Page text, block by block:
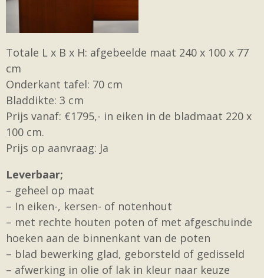
Totale L x B x H: afgebeelde maat 240 x 100 x 77
cm
Onderkant tafel: 70 cm
Bladdikte: 3 cm
Prijs vanaf: €1795,- in eiken in de bladmaat 220 x
100 cm.
Prijs op aanvraag: Ja
Leverbaar;
– geheel op maat
– In eiken-, kersen- of notenhout
– met rechte houten poten of met afgeschuinde
hoeken aan de binnenkant van de poten
– blad bewerking glad, geborsteld of gedisseld
– afwerking in olie of lak in kleur naar keuze